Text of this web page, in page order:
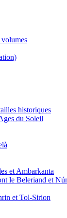
historiques
du Soleil
et Ambarkanta
le Beleriand et
et Tol-Sirion